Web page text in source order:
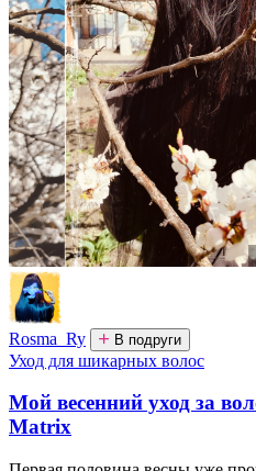
Rosma_Ry В подруги
Уход для шикарных волос
Мой весенний уход за
Matrix